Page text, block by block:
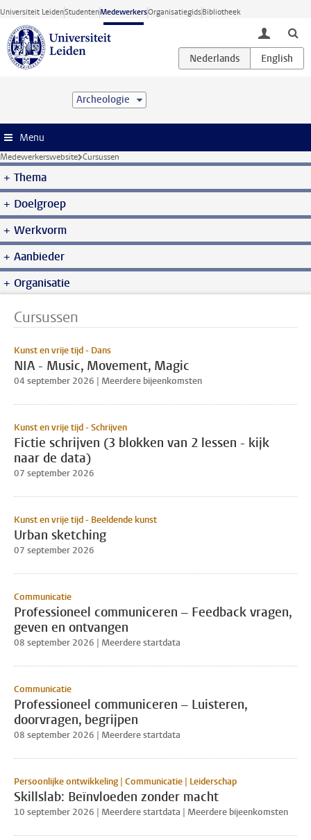
Ga direct naar de inhoud
Universiteit LeidenStudentenMedewerkersOrganisatiegidsBibliotheek
toggle
Archeologie
Menu
Medewerkerswebsite Cursussen
Thema
Doelgroep
Werkvorm
Aanbieder
Organisatie
Cursussen
Kunst en vrije tijd - Dans
NIA - Music, Movement, Magic
04 september 2026 | Meerdere bijeenkomsten
Kunst en vrije tijd - Schrijven
Fictie schrijven (3 blokken van 2 lessen - kijk
naar de data)
07 september 2026
Kunst en vrije tijd - Beeldende kunst
Urban sketching
07 september 2026
Communicatie
Professioneel communiceren – Feedback vragen,
geven en ontvangen
08 september 2026 | Meerdere startdata
Communicatie
Professioneel communiceren – Luisteren,
doorvragen, begrijpen
08 september 2026 | Meerdere startdata
Persoonlijke ontwikkeling | Communicatie | Leiderschap
Skillslab: Beïnvloeden zonder macht
10 september 2026 | Meerdere startdata | Meerdere bijeenkomsten